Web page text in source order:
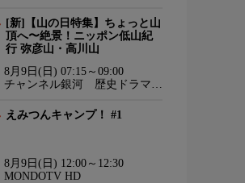
[新]【山の日特集】ちょっと山
頂へ〜絶景！ニッポン低山紀
行 弥彦山・高川山
8月9日(日) 07:15～09:00
チャンネル銀河 歴史ドラマ・
えみつんキャンプ！ #1
8月9日(日) 12:00～12:30
MONDOTV HD